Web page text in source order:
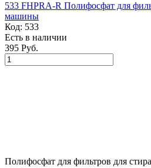
533 FHPRA-R Полифосфат для
машины
Код: 533
Есть в наличии
395 Руб.
Полифосфат для фильтров для